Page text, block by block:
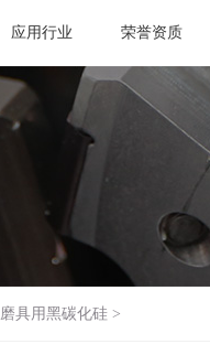
应用行业 荣誉资质
磨具用黑碳化硅 >